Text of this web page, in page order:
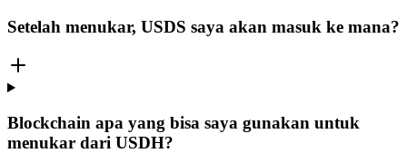
Setelah menukar, USDS saya akan masuk ke mana?
Blockchain apa yang bisa saya gunakan untuk
menukar dari USDH?